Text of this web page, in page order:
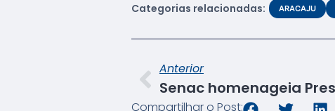
Categorias relacionadas: ARACAJU
Anterior
Compartilhar o Post: